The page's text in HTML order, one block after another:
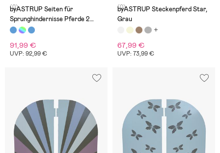
(0)
byASTRUP Seiten für
Sprunghindernisse Pferde 2
Teile
91,99 €
UVP: 92,99 €
(0)
byASTRUP Steckenpferd Star,
Grau
67,99 €
UVP: 73,99 €